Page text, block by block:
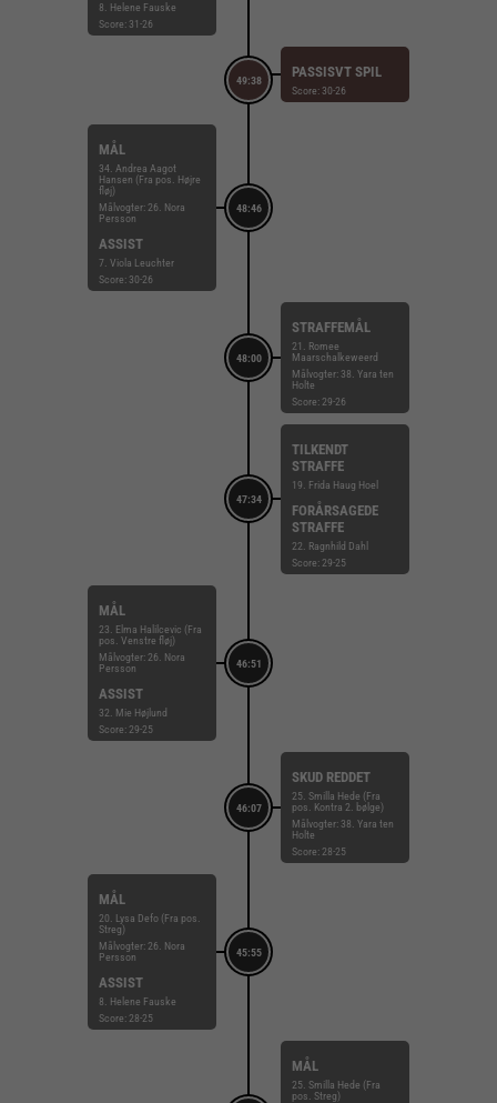
8. Helene Fauske
Score: 31-26
49:38
PASSISVT SPIL
Score: 30-26
48:46
MÅL
34. Andrea Aagot
Hansen (Fra pos. Højre
fløj)
Målvogter: 26. Nora
Persson
ASSIST
7. Viola Leuchter
Score: 30-26
48:00
STRAFFEMÅL
21. Romee
Maarschalkeweerd
Målvogter: 38. Yara ten
Holte
Score: 29-26
47:34
TILKENDT
STRAFFE
19. Frida Haug Hoel
FORÅRSAGEDE
STRAFFE
22. Ragnhild Dahl
Score: 29-25
46:51
MÅL
23. Elma Halilcevic (Fra
pos. Venstre fløj)
Målvogter: 26. Nora
Persson
ASSIST
32. Mie Højlund
Score: 29-25
46:07
SKUD REDDET
25. Smilla Hede (Fra
pos. Kontra 2. bølge)
Målvogter: 38. Yara ten
Holte
Score: 28-25
45:55
MÅL
20. Lysa Defo (Fra pos.
Streg)
Målvogter: 26. Nora
Persson
ASSIST
8. Helene Fauske
Score: 28-25
MÅL
25. Smilla Hede (Fra
pos. Streg)